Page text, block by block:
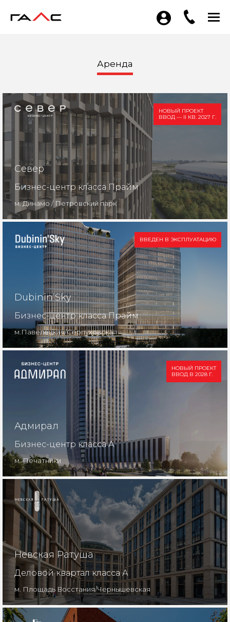
Аренда
НОВЫЙ ПРОЕКТ
ВВОД — II КВ. 2027 Г.
Север
Бизнес-центр класса Прайм
м. Динамо / Петровский парк
ВВЕДЕН В ЭКСПЛУАТАЦИЮ
Dubinin’Sky
Бизнес-центр класса Прайм
м.Павелецкая/Серпуховская
НОВЫЙ ПРОЕКТ
ВВОД В 2028 Г.
Адмирал
Бизнес-центр класса А
м. Печатники
Невская Ратуша
Деловой квартал класса А
м. Площадь Восстания/Чернышевская